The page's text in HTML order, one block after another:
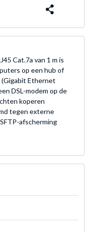
Cat.7a van 1 m is
op een hub of
Ethernet
DSL-modem op de
koperen
tegen externe
afscherming